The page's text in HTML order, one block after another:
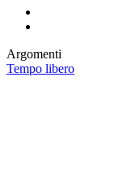
Argomenti
Tempo libero